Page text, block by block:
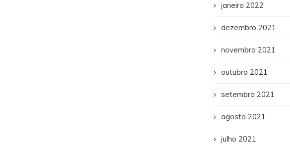
janeiro 2022
dezembro 2021
novembro 2021
outubro 2021
setembro 2021
agosto 2021
julho 2021